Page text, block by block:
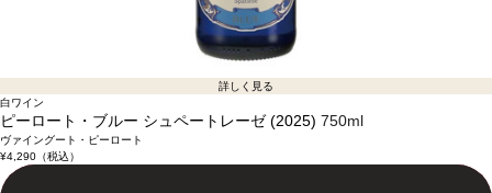
詳しく見る
白ワイン
ピーロート・ブルー シュペートレーゼ (2025) 750ml
ヴァイングート・ピーロート
¥4,290（税込）